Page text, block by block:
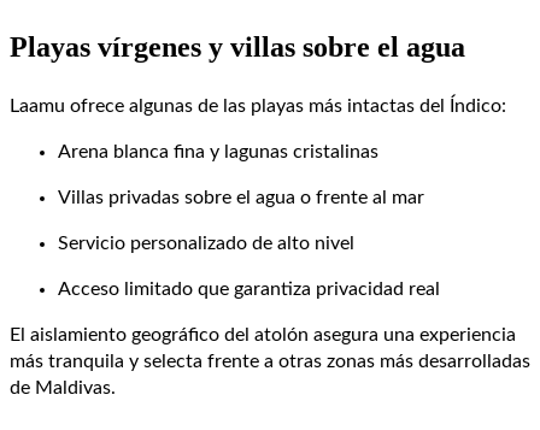
Playas vírgenes y villas sobre el agua
Laamu ofrece algunas de las playas más intactas del Índico:
Arena blanca fina y lagunas cristalinas
Villas privadas sobre el agua o frente al mar
Servicio personalizado de alto nivel
Acceso limitado que garantiza privacidad real
El aislamiento geográfico del atolón asegura una experiencia
más tranquila y selecta frente a otras zonas más desarrolladas
de Maldivas.